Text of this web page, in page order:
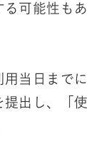
可能性もあ
当日までに
提出し、「使